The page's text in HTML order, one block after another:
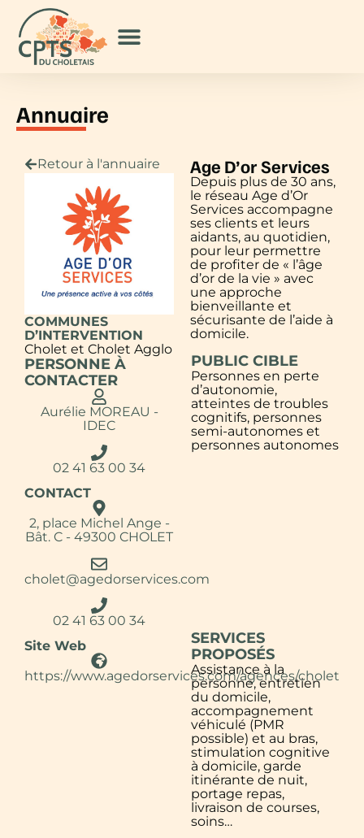
Annuaire
Retour à l'annuaire
COMMUNES
D’INTERVENTION
Cholet et Cholet Agglo
PERSONNE À
CONTACTER
Aurélie MOREAU -
IDEC
02 41 63 00 34
CONTACT
2, place Michel Ange -
Bât. C - 49300 CHOLET
cholet@agedorservices.com
02 41 63 00 34
Site Web
https://www.agedorservices.com/agences/cholet
Age D’or Services
Depuis plus de 30 ans,
le réseau Age d’Or
Services accompagne
ses clients et leurs
aidants, au quotidien,
pour leur permettre
de profiter de « l’âge
d’or de la vie » avec
une approche
bienveillante et
sécurisante de l’aide à
domicile.
PUBLIC CIBLE
Personnes en perte
d’autonomie,
atteintes de troubles
cognitifs, personnes
semi-autonomes et
personnes autonomes
SERVICES
PROPOSÉS
Assistance à la
personne, entretien
du domicile,
accompagnement
véhiculé (PMR
possible) et au bras,
stimulation cognitive
à domicile, garde
itinérante de nuit,
portage repas,
livraison de courses,
soins…